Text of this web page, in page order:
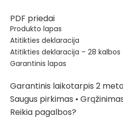
PDF priedai
Produkto lapas
Atitikties deklaracija
Atitikties deklaracija – 28 kalbos
Garantinis lapas
Garantinis laikotarpis 2
Saugus pirkimas •
Reikia pagalbos?